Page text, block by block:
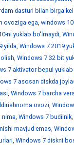
dasturi bilan birga
ovoziga ega, windows 10
ni yuklab bo'lmaydi,
yilda, Windows 7 2019
, Windows 7 32 bit
7 aktivator bepul
7 asosan diskda
, Windows 7 barcha
ovozi,
nima, Windows 7 budilnik,
mavjud emas,
, Windows 7 diskni